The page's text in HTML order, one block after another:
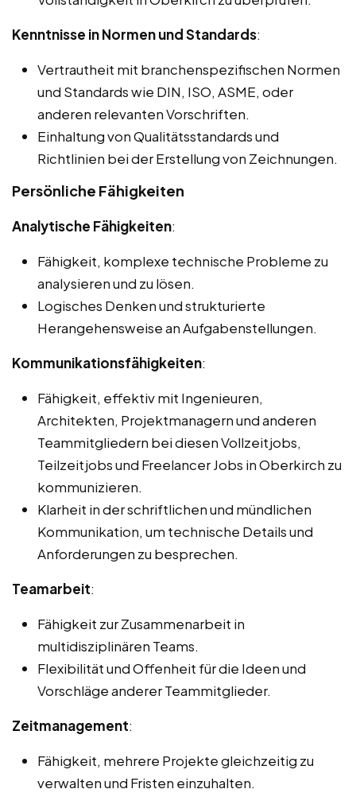
Kenntnisse in Normen und Standards:
Vertrautheit mit branchenspezifischen Normen
und Standards wie DIN, ISO, ASME, oder
anderen relevanten Vorschriften.
Einhaltung von Qualitätsstandards und
Richtlinien bei der Erstellung von Zeichnungen.
Persönliche Fähigkeiten
Analytische Fähigkeiten:
Fähigkeit, komplexe technische Probleme zu
analysieren und zu lösen.
Logisches Denken und strukturierte
Herangehensweise an Aufgabenstellungen.
Kommunikationsfähigkeiten:
Fähigkeit, effektiv mit Ingenieuren,
Architekten, Projektmanagern und anderen
Teammitgliedern bei diesen Vollzeitjobs,
Teilzeitjobs und Freelancer Jobs in Oberkirch zu
kommunizieren.
Klarheit in der schriftlichen und mündlichen
Kommunikation, um technische Details und
Anforderungen zu besprechen.
Teamarbeit:
Fähigkeit zur Zusammenarbeit in
multidisziplinären Teams.
Flexibilität und Offenheit für die Ideen und
Vorschläge anderer Teammitglieder.
Zeitmanagement:
Fähigkeit, mehrere Projekte gleichzeitig zu
verwalten und Fristen einzuhalten.